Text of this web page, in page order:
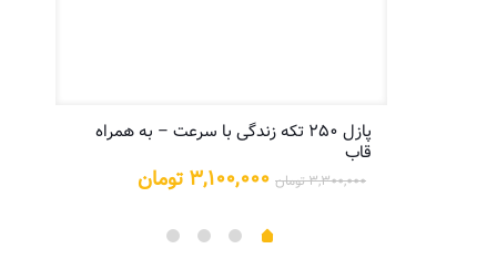
پازل ۲۵۰ تکه زندگی با سرعت – به همراه
قاب
۳,۳۰۰,۰۰۰تومان قیمت
بود.
۳,۱۰۰,۰۰۰ تومان